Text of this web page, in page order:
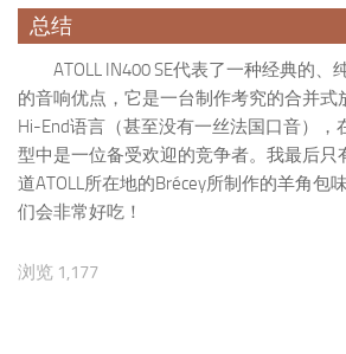
总结
ATOLL IN400 SE代表了一种经典的
的音响优点，它是一台制作考究的合并式
Hi-End语言（甚至没有一丝法国口音），
型中是一位备受欢迎的竞争者。我最后只
道ATOLL所在地的Brécey所制作的羊角包
们会非常好吃！
浏览 1,177